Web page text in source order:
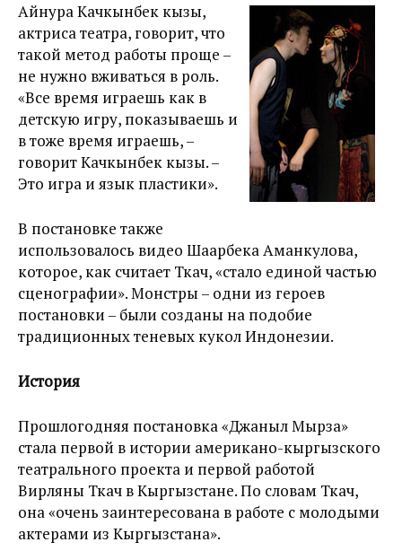
Айнура Качкынбек кызы,
актриса театра, говорит, что
такой метод работы проще –
не нужно вживаться в роль.
«Все время играешь как в
детскую игру, показываешь и
в тоже время играешь, –
говорит Качкынбек кызы. –
Это игра и язык пластики».
В постановке также
использовалось видео Шаарбека Аманкулова,
которое, как считает Ткач, «стало единой частью
сценографии». Монстры – одни из героев
постановки – были созданы на подобие
традиционных теневых кукол Индонезии.
История
Прошлогодняя постановка «Джаныл Мырза»
стала первой в истории американо-кыргызского
театрального проекта и первой работой
Вирляны Ткач в Кыргызстане. По словам Ткач,
она «очень заинтересована в работе с молодыми
актерами из Кыргызстана».